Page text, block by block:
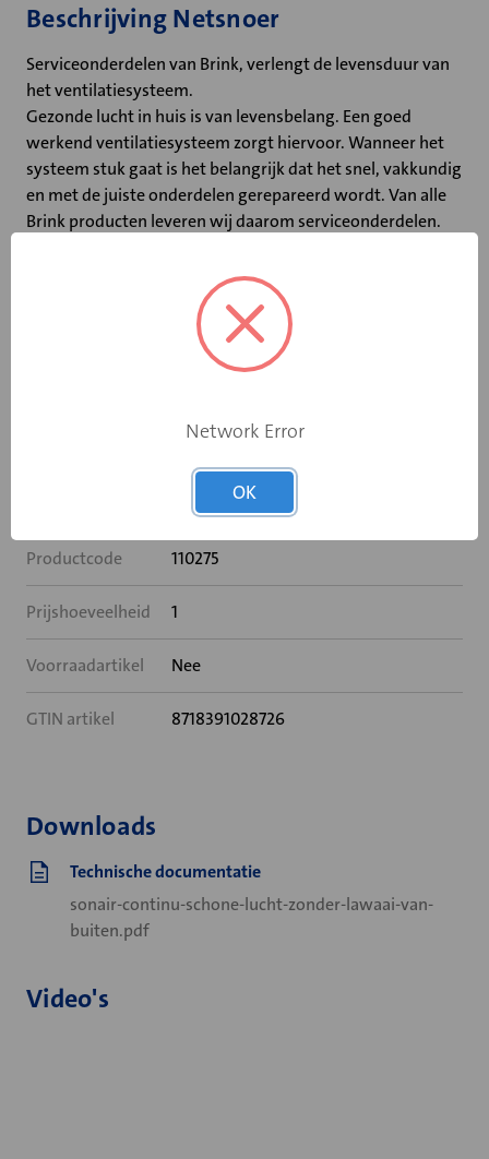
Beschrijving Netsnoer
Serviceonderdelen van Brink, verlengt de levensduur van
het ventilatiesysteem.
Gezonde lucht in huis is van levensbelang. Een goed
werkend ventilatiesysteem zorgt hiervoor. Wanneer het
systeem stuk gaat is het belangrijk dat het snel, vakkundig
en met de juiste onderdelen gerepareerd wordt. Van alle
Brink producten leveren wij daarom serviceonderdelen.
kapot gaat. Het kapotte onderdeel kan door een monteur
vervangen worden door een nieuw serviceonderdeel. Zo
wordt de levensduur van het ventilatiesysteem verlengd
en blijft de zekerheid van gezonde lucht in huis.
Voedingskabel
Productcode 110275
Prijshoeveelheid 1
Voorraadartikel Nee
GTIN artikel 8718391028726
Downloads
Technische documentatie
sonair-continu-schone-lucht-zonder-lawaai-van-
buiten.pdf
Video's
Network Error
OK